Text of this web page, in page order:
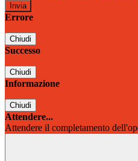
Errore
Chiudi
Successo
Chiudi
Informazione
Chiudi
Attendere...
Attendere il completamento